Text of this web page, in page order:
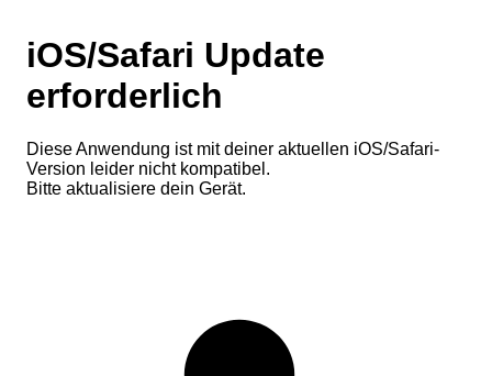
iOS/Safari Update
erforderlich
Diese Anwendung ist mit deiner aktuellen iOS/Safari-
Version leider nicht kompatibel.
Bitte aktualisiere dein Gerät.